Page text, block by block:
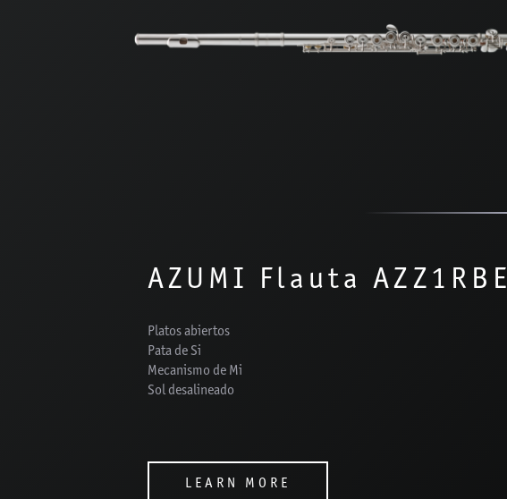
AZUMI Flauta AZZ1RBE
Platos abiertos
Pata de Si
Mecanismo de Mi
Sol desalineado
LEARN MORE